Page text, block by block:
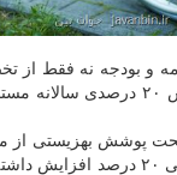
و بودجه نه فقط از
ماده قانونی در دو سال قبل امتناع کرده بلکه از اجرای ماده ۷۹
-خرداد ۹۹)، مستمری ناچیز مددجویان تحت
ها هیچ افزایشی نداشته است. در سال قبل مستمری مددجویان فقط